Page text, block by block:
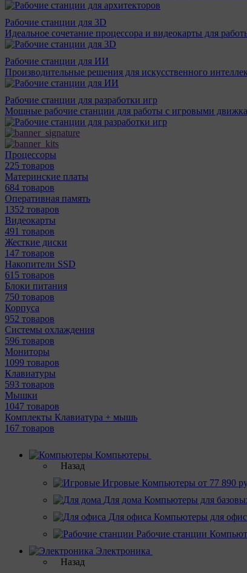
Рабочие станции для 3D
Идеальное сочетание процессора и видеокарты для
Рабочие станции для ИИ
Производительные решения для искусственного
Рабочие станции для разработки игр
Мощные рабочие станции для работы с игровыми
Процессоры
225 товаров
Материнcкие платы
684 товаров
Оперативная память
1352 товаров
Видеокарты
491 товаров
Жесткие диски
147 товаров
Накопители SSD
615 товаров
Блоки питания
750 товаров
Корпуса
952 товаров
Системы охлаждения
596 товаров
Мониторы
1099 товаров
Клавиатуры
593 товаров
Мышки
1047 товаров
Комплекты Клавиатура + мышь
167 товаров
Компьютеры
Назад
Игровые Компьютеры от 77 890
Для дома Компьютеры для
Для офиса Компьютеры для
Рабочие станции
Электроника
Назад